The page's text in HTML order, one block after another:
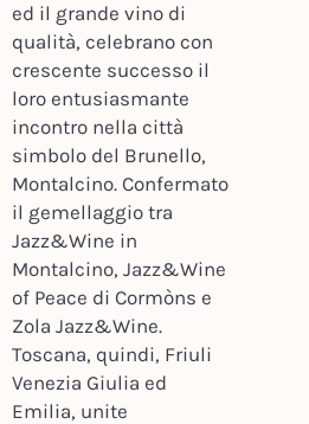
ed il grande vino di
qualità, celebrano con
crescente successo il
loro entusiasmante
incontro nella città
simbolo del Brunello,
Montalcino. Confermato
il gemellaggio tra
Jazz&Wine in
Montalcino, Jazz&Wine
of Peace di Cormòns e
Zola Jazz&Wine.
Toscana, quindi, Friuli
Venezia Giulia ed
Emilia, unite